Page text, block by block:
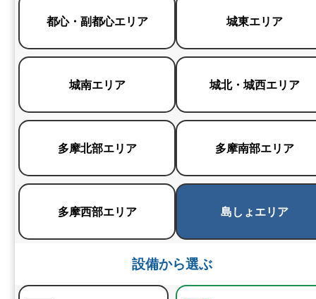
都心・副都心エリア 城東エリア
城南エリア 城北・城西エリア
多摩北部エリア 多摩南部エリア
多摩西部エリア 島しょエリア
設備から選ぶ